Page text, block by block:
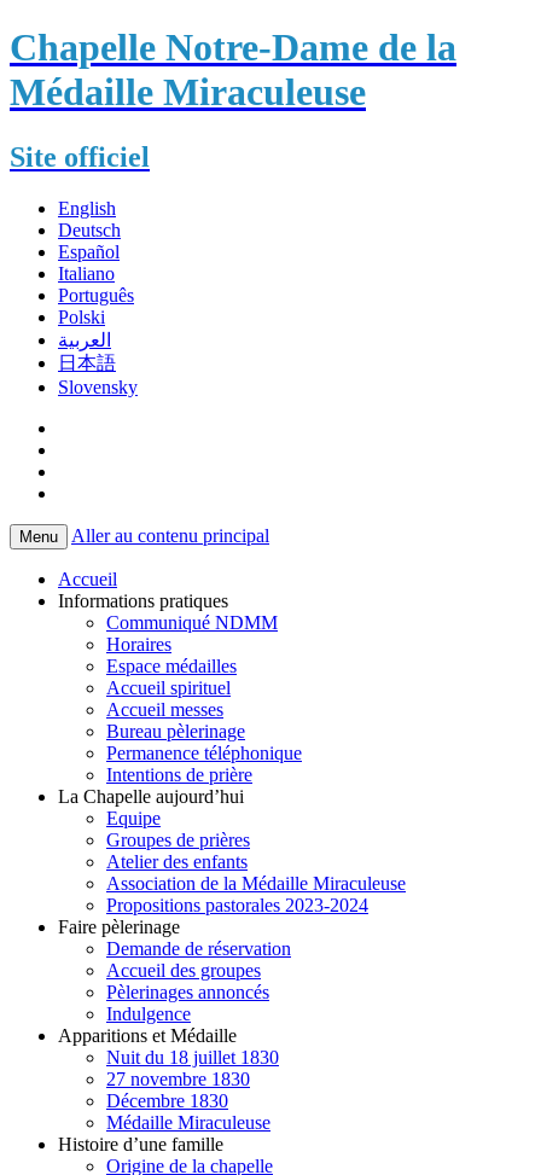
Chapelle Notre-Dame de la
Médaille Miraculeuse
Site officiel
English
Deutsch
Español
Italiano
Português
Polski
العربية
日本語
Slovensky
Menu Aller au contenu principal
Accueil
Informations pratiques
Communiqué NDMM
Horaires
Espace médailles
Accueil spirituel
Accueil messes
Bureau pèlerinage
Permanence téléphonique
Intentions de prière
La Chapelle aujourd’hui
Equipe
Groupes de prières
Atelier des enfants
Association de la Médaille Miraculeuse
Propositions pastorales 2023-2024
Faire pèlerinage
Demande de réservation
Accueil des groupes
Pèlerinages annoncés
Indulgence
Apparitions et Médaille
Nuit du 18 juillet 1830
27 novembre 1830
Décembre 1830
Médaille Miraculeuse
Histoire d’une famille
Origine de la chapelle